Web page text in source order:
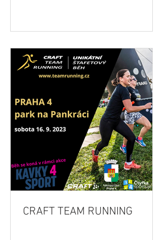
CRAFT TEAM RUNNING